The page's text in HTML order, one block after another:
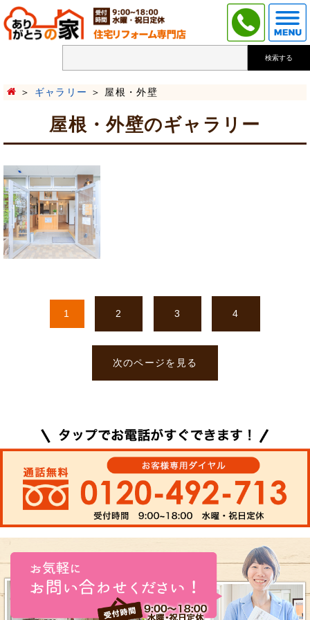
検索する
ギャラリー 屋根・外壁
屋根・外壁のギャラリー
1 2 3 4
次のページを見る